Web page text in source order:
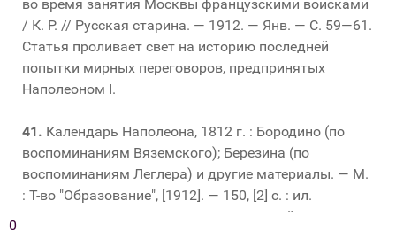
во время занятия Москвы французскими войсками
/ К. Р. // Русская старина. — 1912. — Янв. — С. 59—61.
Статья проливает свет на историю последней
попытки мирных переговоров, предпринятых
Наполеоном I.
41. Календарь Наполеона, 1812 г. : Бородино (по
воспоминаниям Вяземского); Березина (по
воспоминаниям Леглера) и другие материалы. — М.
: Т-во "Образование", [1912]. — 150, [2] с. : ил.
Основу издания составляет ежедневный перечень
0